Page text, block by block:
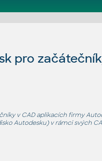
pro
v CAD aplikacích firmy
Autodesku) v rámci svých